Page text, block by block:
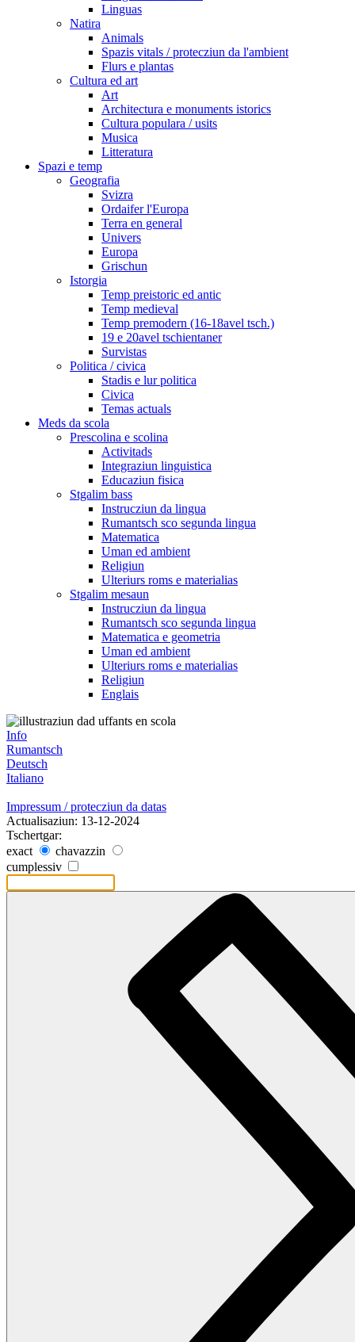
Linguas
Natira
Animals
Spazis vitals / protecziun da l'ambient
Flurs e plantas
Cultura ed art
Art
Architectura e monuments istorics
Cultura populara / usits
Musica
Litteratura
Spazi e temp
Geografia
Svizra
Ordaifer l'Europa
Terra en general
Univers
Europa
Grischun
Istorgia
Temp preistoric ed antic
Temp medieval
Temp premodern (16-18avel tsch.)
19 e 20avel tschientaner
Survistas
Politica / civica
Stadis e lur politica
Civica
Temas actuals
Meds da scola
Prescolina e scolina
Activitads
Integraziun linguistica
Educaziun fisica
Stgalim bass
Instrucziun da lingua
Rumantsch sco segunda lingua
Matematica
Uman ed ambient
Religiun
Ulteriurs roms e materialias
Stgalim mesaun
Instrucziun da lingua
Rumantsch sco segunda lingua
Matematica e geometria
Uman ed ambient
Ulteriurs roms e materialias
Religiun
Englais
Info
Rumantsch
Deutsch
Italiano
Impressum / protecziun da datas
Actualisaziun: 13-12-2024
Tschertgar:
exact
chavazzin
cumplessiv